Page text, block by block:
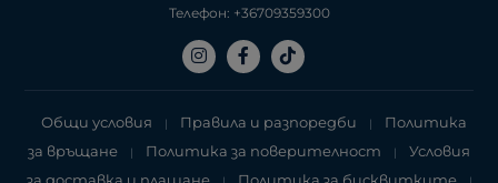
Телефон: +36709359300
Общи условия | Правила и разпоредби |
Политика
за връщане
| Политика за поверителност |
Условия
за доставка и плащане
Политика за бисквитките